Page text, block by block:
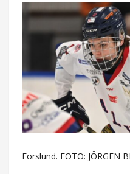
Forslund. FOTO: JÖRGEN